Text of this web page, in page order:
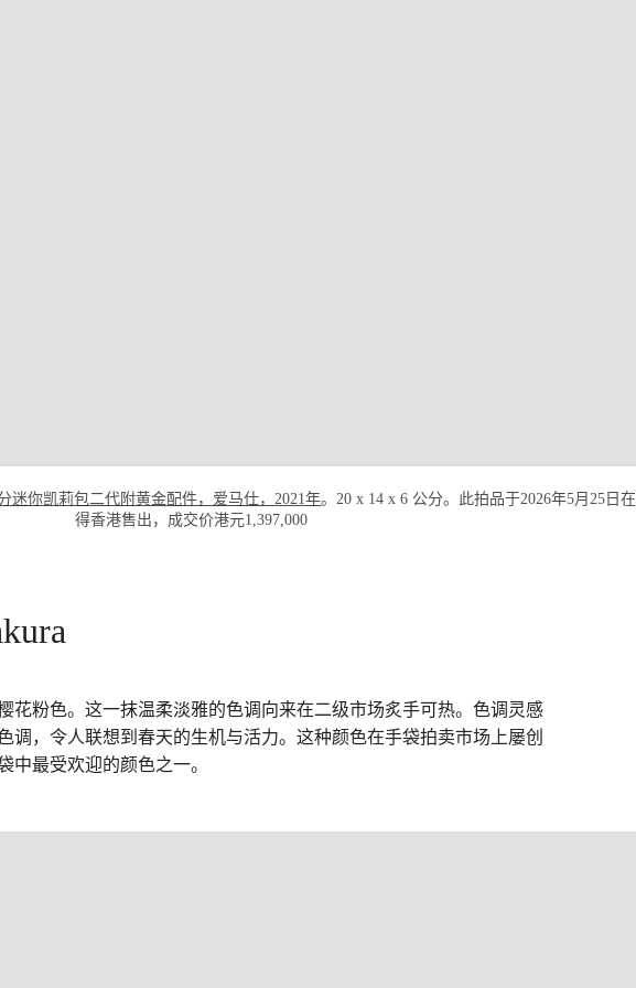
迷你凯莉包二代附黄金配件，爱马仕，2021年。20 x 14 x 6 公分。此拍品于2026年5月25日
得香港售出，成交价港元1,397,000
花粉色。这一抹温柔淡雅的色调向来在二级市场炙手可热。色调灵感
调，令人联想到春天的生机与活力。这种颜色在手袋拍卖市场上屡创
中最受欢迎的颜色之一。